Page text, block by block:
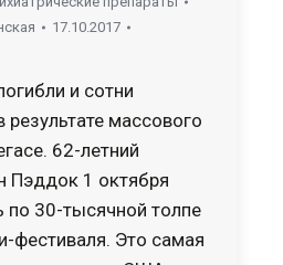
17.10.2017
и сотни
результате массового
62-летний
Пэддок 1 октября
по 30-тысячной толпе
фестиваля. Это самая